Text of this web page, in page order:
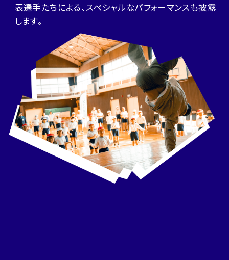
表選手たちによる、スペシャルなパフォーマンスも披露
します。